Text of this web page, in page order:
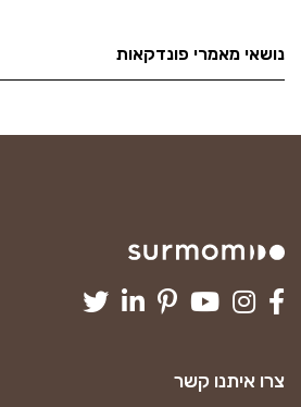
נושאי מאמרי פונדקאות
צרו איתנו קשר